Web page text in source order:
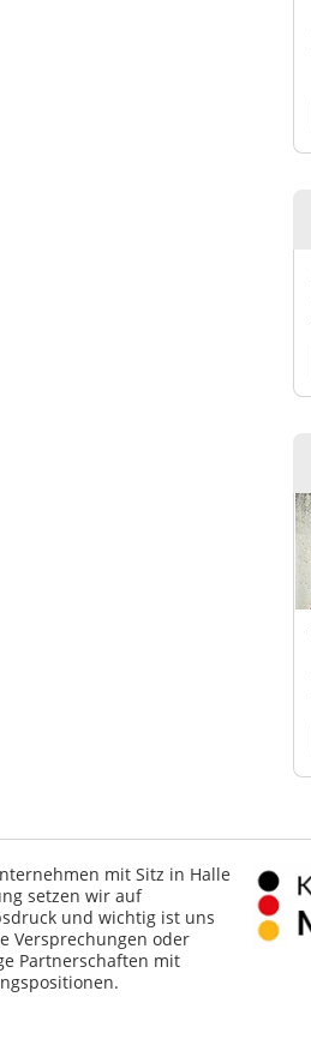
mit Sitz in Halle
setzen wir auf
und wichtig ist uns
Versprechungen oder
Partnerschaften mit